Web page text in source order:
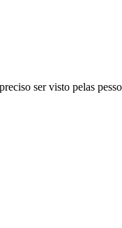
ser visto pelas